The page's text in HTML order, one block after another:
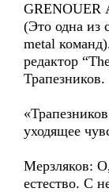
GRENOUER
(Это одна из
metal
редактор
Трапезников.
уходящее
Мерзляков:
естество. С